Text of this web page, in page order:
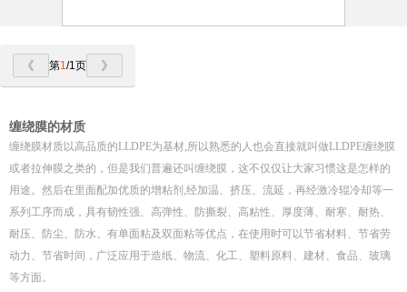
第1/1页
缠绕膜的材质
缠绕膜材质以高品质的LLDPE为基材,所以熟悉的人也会直接就叫做LLDPE缠绕膜
或者拉伸膜之类的，但是我们普遍还叫缠绕膜，这不仅仅让大家习惯这是怎样的
用途。然后在里面配加优质的增粘剂,经加温、挤压、流延，再经激冷辊冷却等一
系列工序而成，具有韧性强、高弹性、防撕裂、高粘性、厚度薄、耐寒、耐热、
耐压、防尘、防水、有单面粘及双面粘等优点，在使用时可以节省材料、节省劳
动力、节省时间，广泛应用于造纸、物流、化工、塑料原料、建材、食品、玻璃
等方面。